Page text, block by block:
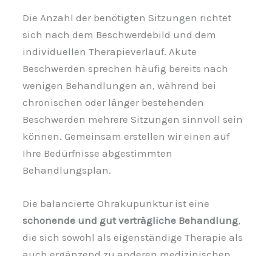
Die Anzahl der benötigten Sitzungen richtet
sich nach dem Beschwerdebild und dem
individuellen Therapieverlauf. Akute
Beschwerden sprechen häufig bereits nach
wenigen Behandlungen an, während bei
chronischen oder länger bestehenden
Beschwerden mehrere Sitzungen sinnvoll sein
können. Gemeinsam erstellen wir einen auf
Ihre Bedürfnisse abgestimmten
Behandlungsplan.
Die balancierte Ohrakupunktur ist eine
schonende und gut verträgliche Behandlung,
die sich sowohl als eigenständige Therapie als